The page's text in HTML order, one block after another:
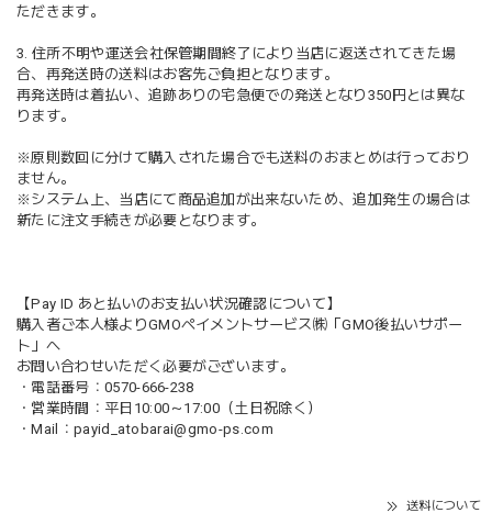
ただきます。
3. 住所不明や運送会社保管期間終了により当店に返送されてきた場
合、再発送時の送料はお客先ご負担となります。
再発送時は着払い、追跡ありの宅急便での発送となり350円とは異な
ります。
※原則数回に分けて購入された場合でも送料のおまとめは行っており
ません。
※システム上、当店にて商品追加が出来ないため、追加発生の場合は
新たに注文手続きが必要となります。
【Pay ID あと払いのお支払い状況確認について】
購入者ご本人様よりGMOペイメントサービス㈱「GMO後払いサポー
ト」へ
お問い合わせいただく必要がございます。
・電話番号：0570-666-238
・営業時間：平日10:00～17:00（土日祝除く）
・Mail： payid_atobarai@gmo-ps.com
送料について